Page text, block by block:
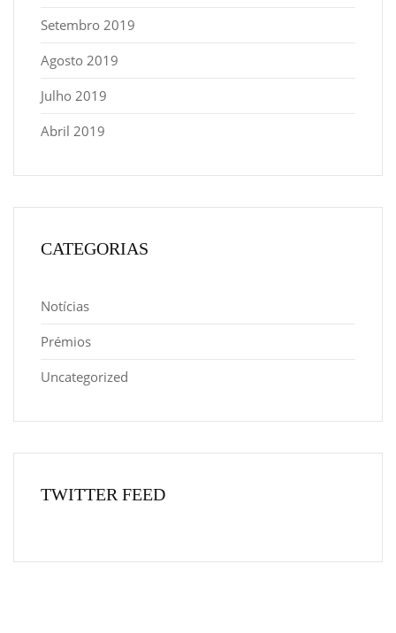
Setembro 2019
Agosto 2019
Julho 2019
Abril 2019
CATEGORIAS
Notícias
Prémios
Uncategorized
TWITTER FEED